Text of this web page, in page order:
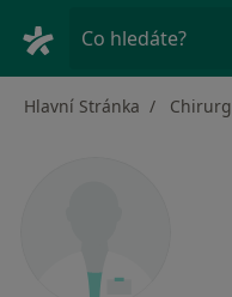
Co hledáte?
Hlavní Stránka Chirurg